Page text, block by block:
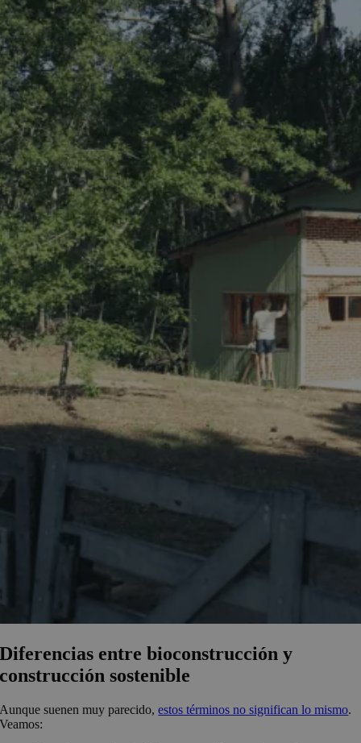
Diferencias entre bioconstrucción y
construcción sostenible
Aunque suenen muy parecido,estos términos no significan lo mismo.
Veamos: